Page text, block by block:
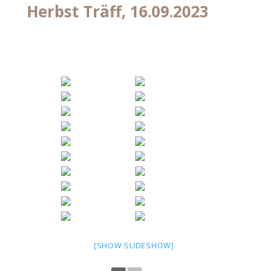
Herbst Träff, 16.09.2023
[SHOW SLIDESHOW]